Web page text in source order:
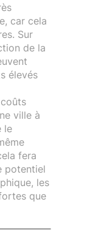
car cela
Sur
de la
élevés
ville à
le
fera
potentiel
les
que